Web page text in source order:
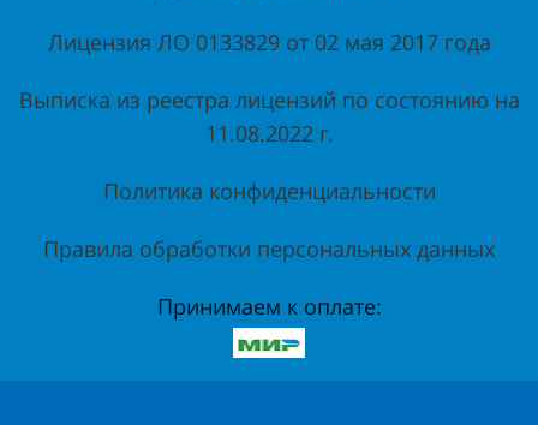
Лицензия ЛО 0133829 от 02 мая 2017 года
Выписка из реестра лицензий по состоянию на
11.08.2022 г.
Политика конфиденциальности
Правила обработки персональных данных
Принимаем к оплате: